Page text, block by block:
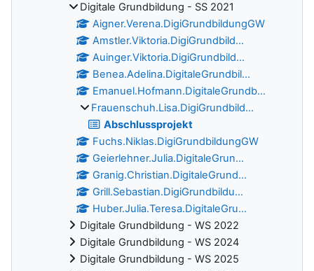
Digitale Grundbildung - SS 2021
Aigner.Verena.DigiGrundbildungGW
Amstler.Viktoria.DigiGrundbild...
Auinger.Viktoria.DigiGrundbild...
Benea.Adelina.DigitaleGrundbil...
Emanuel.Hofmann.DigitaleGrundb...
Frauenschuh.Lisa.DigiGrundbild...
Abschlussprojekt
Fuchs.Niklas.DigiGrundbildungGW
Geierlehner.Julia.DigitaleGrun...
Granig.Christian.DigitaleGrund...
Grill.Sebastian.DigiGrundbildu...
Huber.Julia.Teresa.DigitaleGru...
Digitale Grundbildung - WS 2022
Digitale Grundbildung - WS 2024
Digitale Grundbildung - WS 2025